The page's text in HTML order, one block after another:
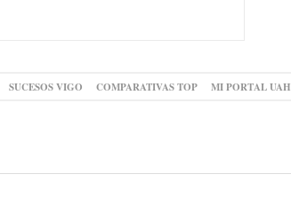
SUCESOS VIGO COMPARATIVAS TOP MI PORTAL UAH